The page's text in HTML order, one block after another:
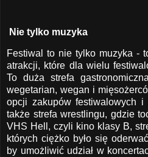
Nie tylko muzyka
Festiwal to nie tylko muzyka -
atrakcji, które dla wielu
To duża strefa
wegetarian, wegan i
opcji zakupów festiwalowych i
także strefa wrestlingu, gdzie
VHS Hell, czyli kino klasy B,
których ciężko było się
by umożliwić udział w